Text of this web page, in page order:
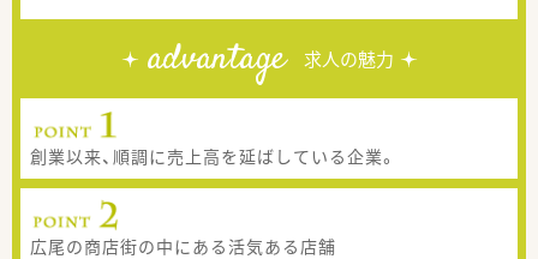
advantage 求人の魅力
創業以来、順調に売上高を延ばしている企業。
広尾の商店街の中にある活気ある店舗